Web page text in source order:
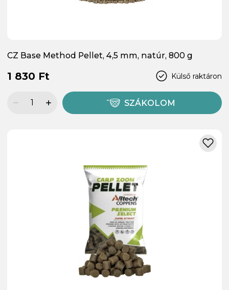
CZ Base Method Pellet, 4,5 mm, natúr, 800 g
Külső raktáron
1 830 Ft
SZÁKOLOM